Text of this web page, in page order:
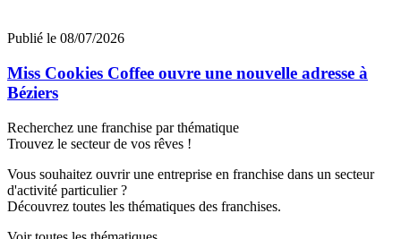
Publié le 08/07/2026
Miss Cookies Coffee ouvre une nouvelle adresse à
Béziers
Recherchez une franchise par thématique
Trouvez le secteur de vos rêves !
Vous souhaitez ouvrir une entreprise en franchise dans un secteur
d'activité particulier ?
Découvrez toutes les thématiques des franchises.